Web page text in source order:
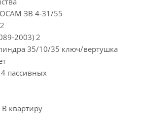
ЗВ 4-31/55
2003) 2
35/10/35 ключ/вертушка
пассивных
В квартиру